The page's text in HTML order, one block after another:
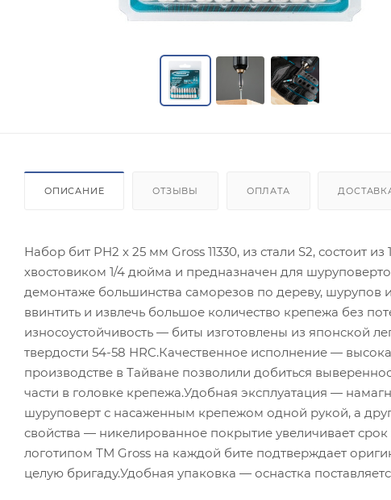
ОПИСАНИЕ ОТЗЫВЫ ОПЛАТА
Набор бит PH2 х 25 мм Gross 11330, из стали S2, состоит
хвостовиком 1/4 дюйма и предназначен для
демонтаже большинства саморезов по дереву, шурупов
ввинтить и извлечь большое количество крепежа без
износоустойчивость — биты изготовлены из японской
твердости 54-58 HRC.Качественное исполнение —
производстве в Тайване позволили добиться
части в головке крепежа.Удобная эксплуатация —
шуруповерт с насаженным крепежом одной рукой, а
свойства — никелированное покрытие увеличивает
логотипом ТМ Gross на каждой бите подтверждает
целую бригаду.Удобная упаковка — оснастка